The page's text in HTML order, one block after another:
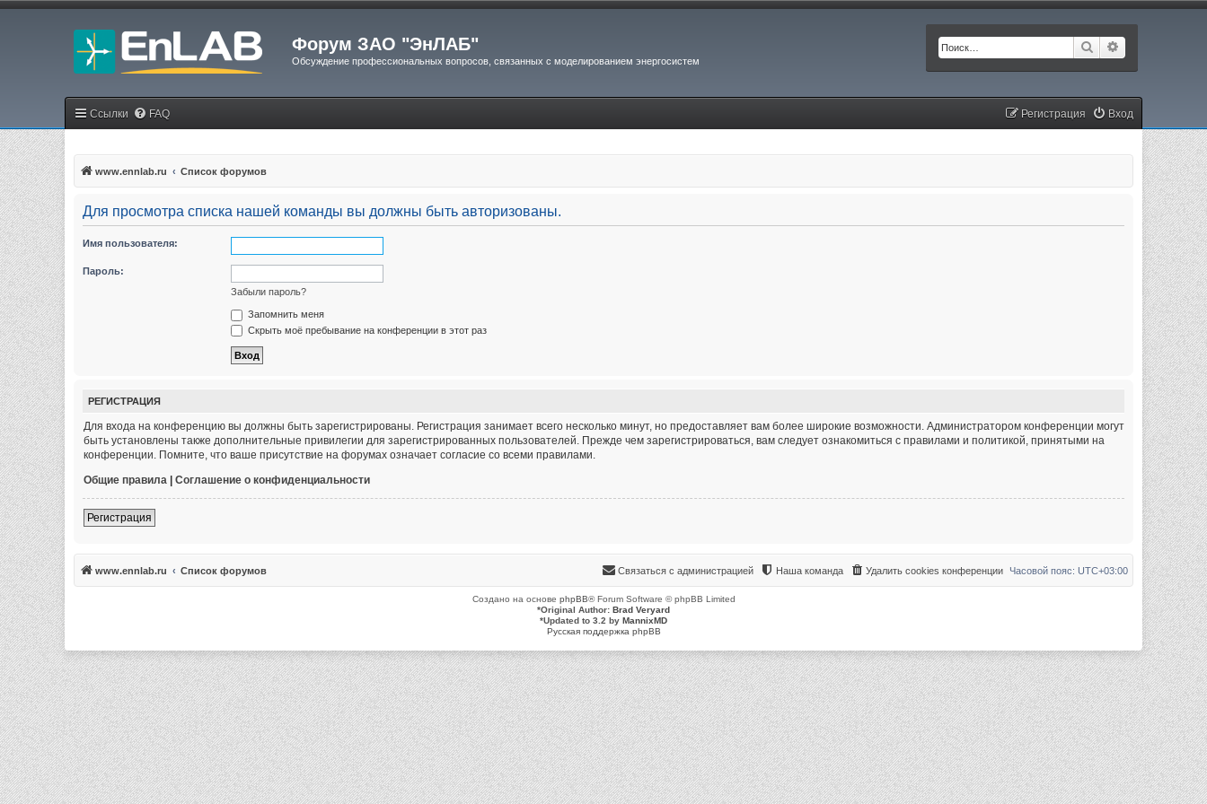
Форум ЗАО "ЭнЛАБ"
Обсуждение профессиональных вопросов, связанных с моделированием энергосистем
Поиск
Ссылки FAQ Вход
Регистрация
www.ennlab.ru Список форумов
Для просмотра списка нашей команды вы должны быть авторизованы.
Имя пользователя:
Пароль:
Забыли пароль?
Запомнить меня
Скрыть моё пребывание на конференции в этот раз
РЕГИСТРАЦИЯ
Для входа на конференцию вы должны быть зарегистрированы. Регистрация занимает всего несколько минут, но предоставляет вам более широкие возможности. Администратором конференции могут
быть установлены также дополнительные привилегии для зарегистрированных пользователей. Прежде чем зарегистрироваться, вам следует ознакомиться с правилами и политикой, принятыми на
конференции. Помните, что ваше присутствие на форумах означает согласие со всеми правилами.
Общие правила | Соглашение о конфиденциальности
Регистрация
www.ennlab.ru Список форумов Часовой пояс: UTC+03:00
Удалить cookies конференции
Наша команда
Связаться с администрацией
Создано на основе phpBB® Forum Software © phpBB Limited
*Original Author: Brad Veryard
*Updated to 3.2 by MannixMD
Русская поддержка phpBB